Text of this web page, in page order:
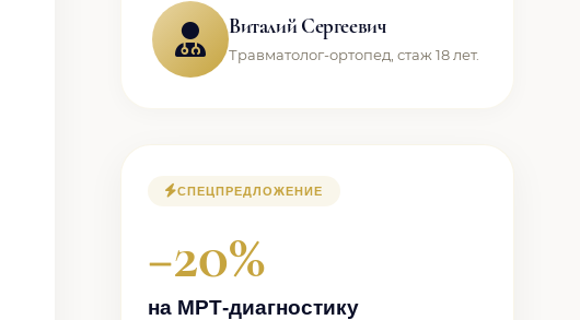
Виталий Сергеевич
Травматолог-ортопед, стаж 18 лет.
СПЕЦПРЕДЛОЖЕНИЕ
−20%
на МРТ-диагностику